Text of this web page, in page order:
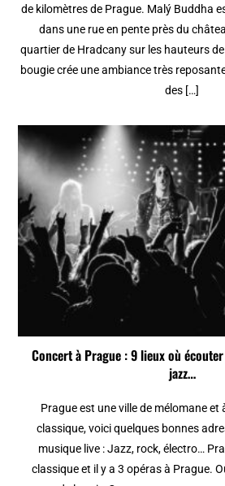
de kilomètres de Prague. Malý Buddha
dans une rue en pente près du
quartier de Hradcany sur les hauteurs
bougie crée une ambiance très
des […]
Concert à Prague : 9 lieux où
jazz…
Prague est une ville de mélomane et
classique, voici quelques bonnes
musique live : Jazz, rock, électro…
classique et il y a 3 opéras à Prague.